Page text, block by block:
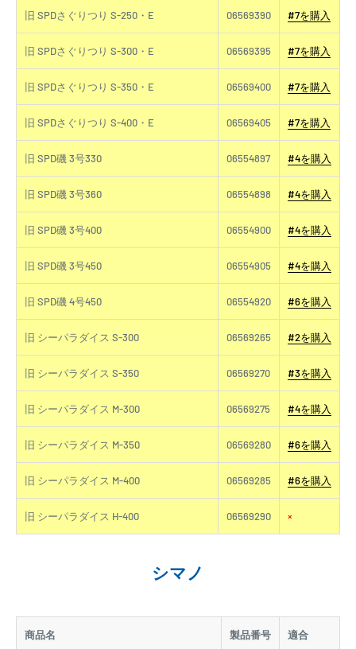
旧 SPDさぐりつり S-250・E 06569390 #7を購入
旧 SPDさぐりつり S-300・E 06569395 #7を購入
旧 SPDさぐりつり S-350・E 06569400 #7を購入
旧 SPDさぐりつり S-400・E 06569405 #7を購入
旧 SPD磯 3号330 06554897 #4を購入
旧 SPD磯 3号360 06554898 #4を購入
旧 SPD磯 3号400 06554900 #4を購入
旧 SPD磯 3号450 06554905 #4を購入
旧 SPD磯 4号450 06554920 #6を購入
旧 シーパラダイス S-300 06569265 #2を購入
旧 シーパラダイス S-350 06569270 #3を購入
旧 シーパラダイス M-300 06569275 #4を購入
旧 シーパラダイス M-350 06569280 #6を購入
旧 シーパラダイス M-400 06569285 #6を購入
旧 シーパラダイス H-400 06569290 ×
シマノ
商品名 製品番号 適合